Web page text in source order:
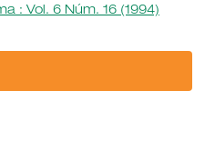
: Vol. 6 Núm. 16 (1994)